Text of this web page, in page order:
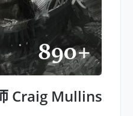
Craig Mullins